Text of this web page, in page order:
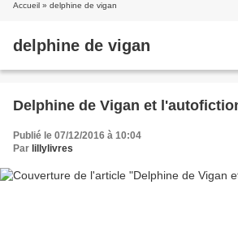
Accueil » delphine de vigan
delphine de vigan
Delphine de Vigan et
Publié le 07/12/2016 à 10:04
Par lillylivres